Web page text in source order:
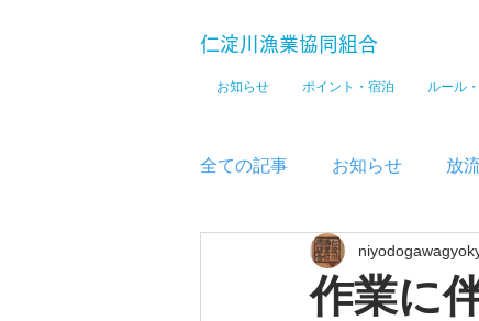
仁淀川漁業協同組合
お知らせ ポイント・宿泊 ルール
全ての記事 お知らせ 放
メディア
作業に